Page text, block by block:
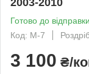
Готово до відправки
Код: M-7
3 100 ₴/